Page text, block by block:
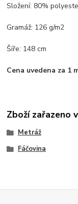
Složení: 80%
Gramáž: 126 g/m2
Šíře: 148 cm
Cena uvedena za 1
Zboží zařazeno
Metráž
Fáčovina